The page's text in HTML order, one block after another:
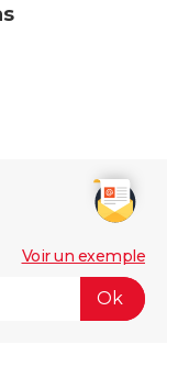
Voir un exemple